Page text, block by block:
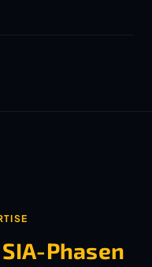
SIA-Phasen